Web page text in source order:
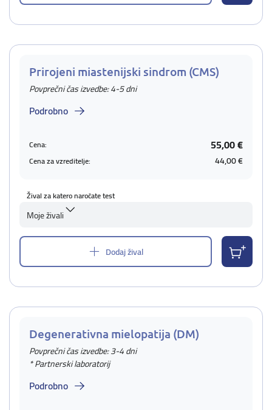
Prirojeni miastenijski sindrom (CMS)
Povprečni čas izvedbe: 4-5 dni
Podrobno
Cena: 55,00 €
Cena za vzreditelje: 44,00 €
Žival za katero naročate test
Moje živali
Dodaj žival
Degenerativna mielopatija (DM)
Povprečni čas izvedbe: 3-4 dni
* Partnerski laboratorij
Podrobno